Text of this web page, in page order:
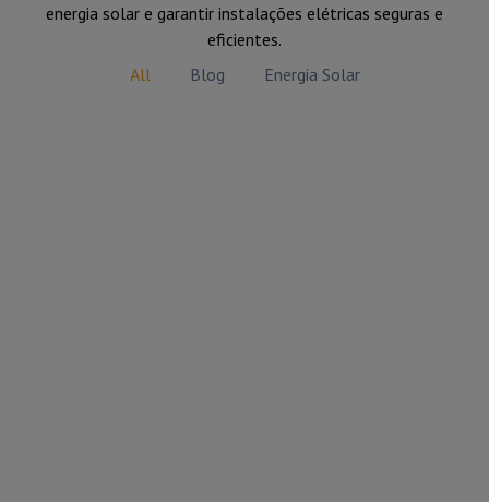
energia solar e garantir instalações elétricas seguras e
eficientes.
All
Blog Energia Solar